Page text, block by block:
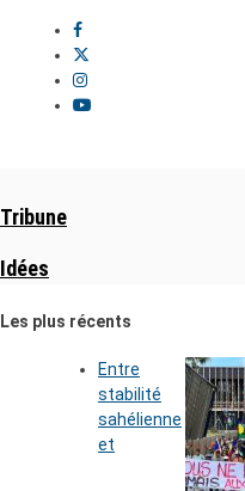
Tribune
Idées
Les plus récents
Entre
stabilité
sahélienne
et